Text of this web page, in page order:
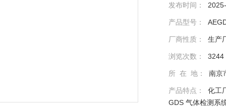
发布时间：
产品型号：
厂商性质： 生产
浏览次数： 3244
所 在 地： 南京
产品特点： 化工
GDS 气体检测系